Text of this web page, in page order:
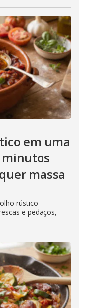
em uma
minutos
massa
rústico
e pedaços,